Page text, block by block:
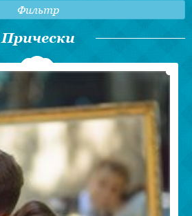
Фильтр
Прически